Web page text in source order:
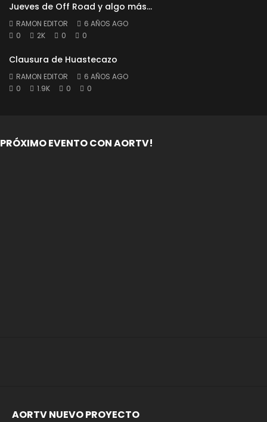
Jueves de Off Road y algo más…
RAMON EDITOR
6 AÑOS AGO
0
2K 0 0
Clausura de Huastecazo
RAMON EDITOR
6 AÑOS AGO
0
1.9K 0 0
PRÓXIMO EVENTO CON AORTV!
AORTV NUEVO PROYECTO